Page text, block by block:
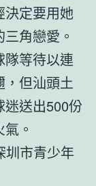
決定要用她
角戀愛。
等待以連
但汕頭土
送出500份
。
圳市青少年